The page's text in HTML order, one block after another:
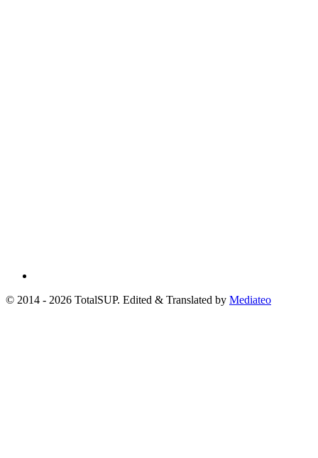
© 2014 - 2026 TotalSUP. Edited & Translated by Mediateo